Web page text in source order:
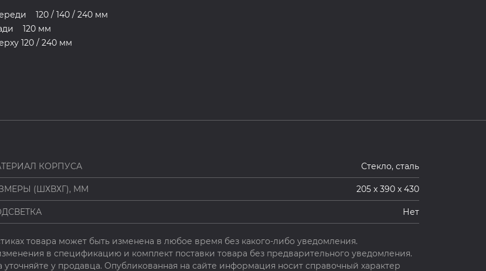
120 / 140 / 240 мм
120 мм
120 / 240 мм
КОРПУСА Стекло, сталь
(ШХВХГ), ММ 205 x 390 x 430
Нет
товара может быть изменена в любое время без какого-либо уведомления.
в спецификацию и комплект поставки товара без предварительного уведомления.
у продавца. Опубликованная на сайте информация носит справочный характер